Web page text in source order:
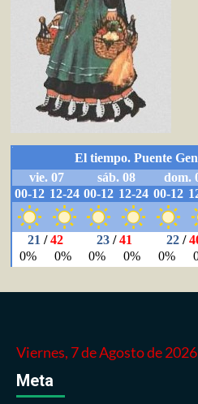
Viernes, 7 de Agosto de 2026
Meta